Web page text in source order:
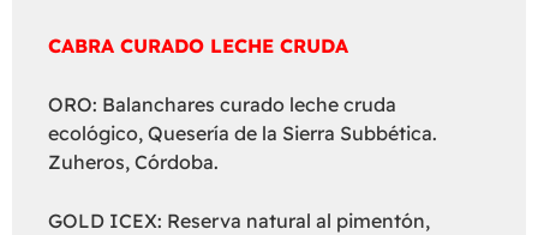
CABRA CURADO LECHE CRUDA
ORO: Balanchares curado leche cruda
ecológico, Quesería de la Sierra Subbética.
Zuheros, Córdoba.
GOLD ICEX: Reserva natural al pimentón,